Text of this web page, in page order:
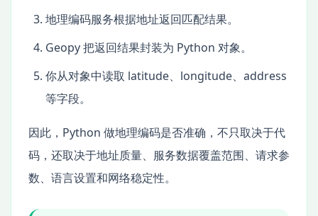
地理编码服务根据地址返回匹配结果。
Geopy 把返回结果封装为 Python 对象。
你从对象中读取 latitude、longitude、address
等字段。
因此，Python 做地理编码是否准确，不只取决于代
码，还取决于地址质量、服务数据覆盖范围、请求参
数、语言设置和网络稳定性。